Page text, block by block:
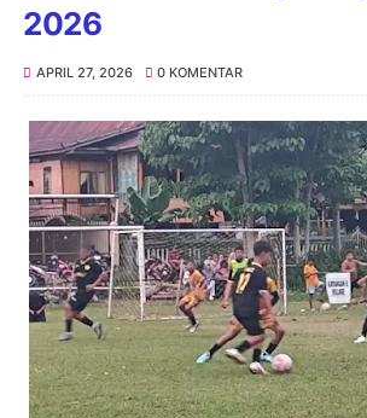
2026
APRIL 27, 2026 0 KOMENTAR